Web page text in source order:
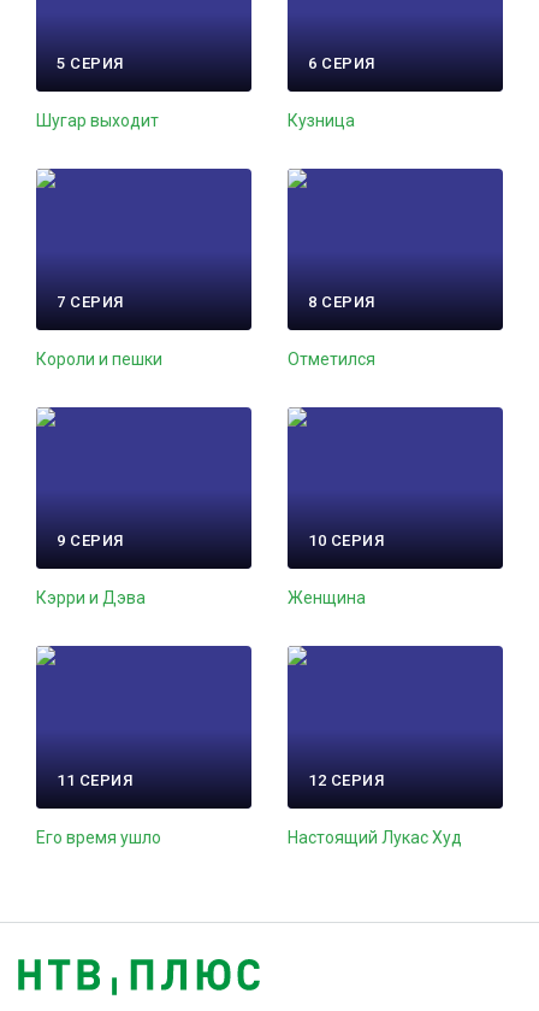
5 СЕРИЯ
Шугар выходит
6 СЕРИЯ
Кузница
7 СЕРИЯ
Короли и пешки
8 СЕРИЯ
Отметился
9 СЕРИЯ
Кэрри и Дэва
10 СЕРИЯ
Женщина
11 СЕРИЯ
Его время ушло
12 СЕРИЯ
Настоящий Лукас Худ